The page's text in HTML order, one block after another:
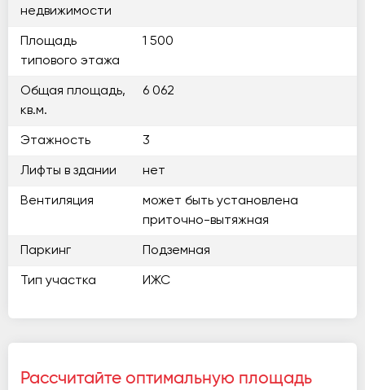
недвижимости
Площадь
типового этажа
1 500
Общая площадь,
кв.м.
6 062
Этажность 3
Лифты в здании нет
Вентиляция
может быть установлена
приточно-вытяжная
Паркинг Подземная
Тип участка ИЖС
Рассчитайте оптимальную площадь